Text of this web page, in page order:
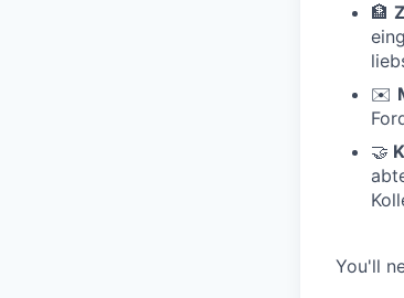
🏦
✉️
🤝
You'll